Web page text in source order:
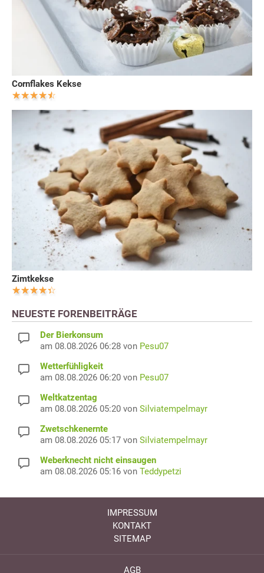
Cornflakes Kekse
Zimtkekse
NEUESTE FORENBEITRÄGE
Der Bierkonsum
am 08.08.2026 06:28 von Pesu07
Wetterfühligkeit
am 08.08.2026 06:20 von Pesu07
Weltkatzentag
am 08.08.2026 05:20 von Silviatempelmayr
Zwetschkenernte
am 08.08.2026 05:17 von Silviatempelmayr
Weberknecht nicht einsaugen
am 08.08.2026 05:16 von Teddypetzi
IMPRESSUM
KONTAKT
SITEMAP
AGB